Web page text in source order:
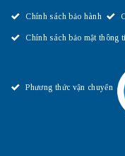
Chính sách bảo hành
Chính sách bảo mật thông
Phương thức vận chuyển